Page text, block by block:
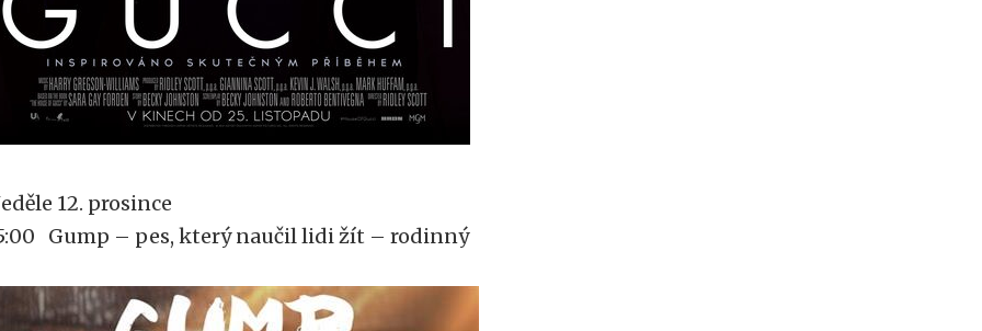
12. prosince
Gump – pes, který naučil lidi žít – rodinný